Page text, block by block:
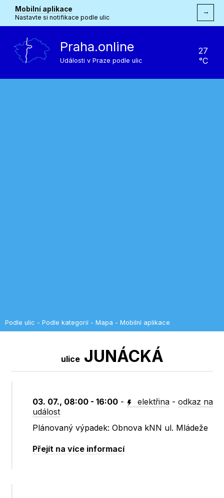
Mobilní aplikace
Nastavte si notifikace podle ulic
→
Praha.online
Události v Praze podle ulic
27
°C
Podle ulic - Podle kategorií - Mapa - Mobilní aplikace
uliceJUNÁCKÁ
03. 07., 08:00 - 16:00 - elektřina -odkaz na
událost
Plánovaný výpadek: Obnova kNN ul. Mládeže
Přejít na více informací